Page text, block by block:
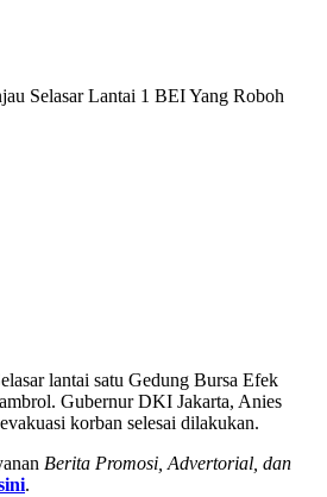
Selasar Lantai 1 BEI Yang Roboh
lantai satu Gedung Bursa Efek
Gubernur DKI Jakarta, Anies
korban selesai dilakukan.
Berita Promosi, Advertorial, dan
.